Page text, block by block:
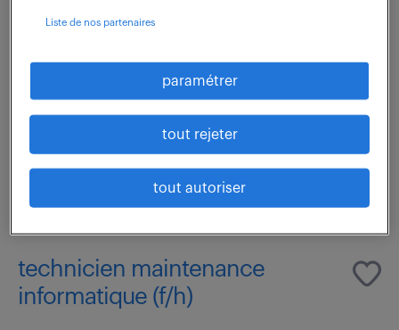
l'expérience utilisateur en tant que Technicien help
desk (F/H) ? En tant que membre clé du centre de
service de la DSI, vous soutiendrez le...
technicien maintenance
informatique (f/h)
Liste de nos partenaires
paramétrer
tout rejeter
tout autoriser